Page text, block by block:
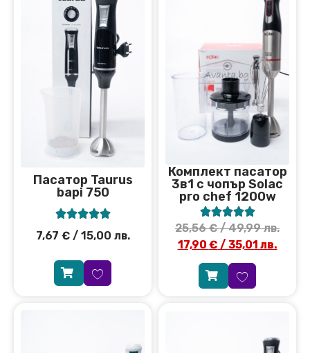
Пасатор Taurus
bapi 750

7,67 €/ 15,00 лв.
Комплект пасатор
3в1 с чопър Solac
pro chef 1200w

25,56€/ 49,99 лв.
17,90 € / 35,01 лв.